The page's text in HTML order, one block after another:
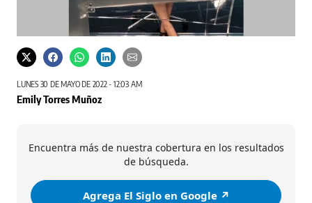
LUNES 30 DE MAYO DE 2022 - 12:03 AM
Emily Torres Muñoz
Encuentra más de nuestra cobertura en los resultados
de búsqueda.
Agrega El Siglo en Google ↗️